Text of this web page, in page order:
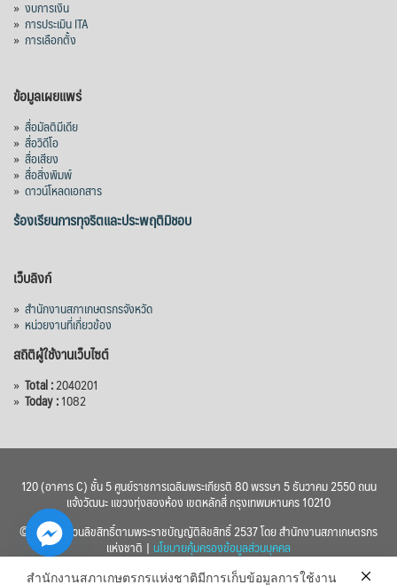
» งบการเงิน
» การประเมิน ITA
» การเลือกตั้ง
ข้อมูลเผยแพร่
» สื่อมัลติมีเดีย
» สื่อวิดีโอ
» สื่อเสียง
» สื่อสิ่งพิมพ์
» ดาวน์โหลดเอกสาร
ร้องเรียนการทุจริตและประพฤติมิชอบ
เว็บลิงก์
» สำนักงานสภาเกษตรกรจังหวัด
» หน่วยงานที่เกี่ยวข้อง
สถิติผู้ใช้งานเว็บไซต์
» Total :2040201
» Today :1082
120 (อาคาร C) ชั้น 5 ศูนย์ราชการเฉลิมพระเกียรติ 80 พรรษา 5 ธันวาคม 2550 ถนน
แจ้งวัฒนะ แขวงทุ่งสองห้อง เขตหลักสี่ กรุงเทพมหานคร 10210
© 2560 สงวนลิขสิทธิ์ตามพระราชบัญญัติลิขสิทธิ์ 2537 โดย สำนักงานสภาเกษตรกร
แห่งชาติ | นโยบายคุ้มครองข้อมูลส่วนบุคคล
สำนักงานสภาเกษตรกรแห่งชาติมีการเก็บข้อมูลการใช้งาน